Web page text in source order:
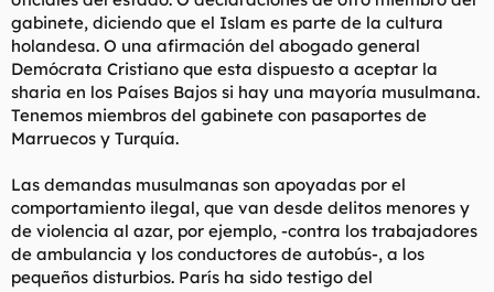
gabinete, diciendo que el Islam es parte de la cultura
holandesa. O una afirmación del abogado general
Demócrata Cristiano que esta dispuesto a aceptar la
sharia en los Países Bajos si hay una mayoría musulmana.
Tenemos miembros del gabinete con pasaportes de
Marruecos y Turquía.
Las demandas musulmanas son apoyadas por el
comportamiento ilegal, que van desde delitos menores y
de violencia al azar, por ejemplo, -contra los trabajadores
de ambulancia y los conductores de autobús-, a los
pequeños disturbios. París ha sido testigo del